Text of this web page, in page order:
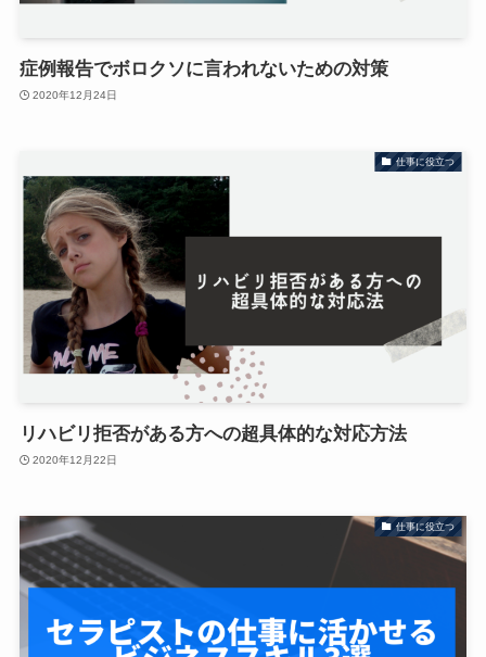
症例報告でボロクソに言われないための対策
2020年12月24日
仕事に役立つ
リハビリ拒否がある方への超具体的な対応方法
2020年12月22日
仕事に役立つ